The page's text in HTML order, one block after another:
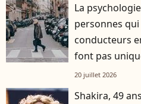
La
personnes
conducteurs
font pas
20 juillet 2026
Shakira, 49